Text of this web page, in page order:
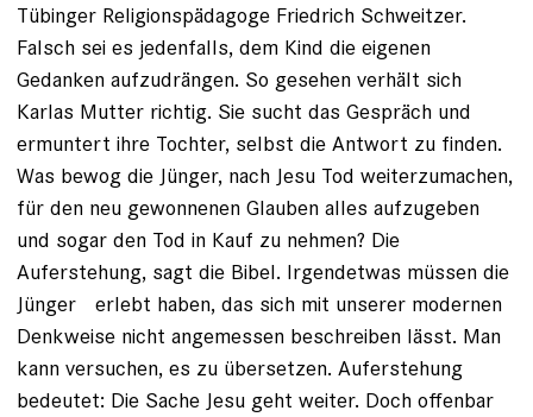
Tübinger Religionspädagoge Friedrich Schweitzer.
Falsch sei es jedenfalls, dem Kind die eigenen
Gedanken aufzudrängen. So gesehen verhält sich
Karlas Mutter richtig. Sie sucht das Gespräch und
ermuntert ihre Tochter, selbst die Antwort zu finden.
Was bewog die Jünger, nach Jesu Tod weiterzumachen,
für den neu gewonnenen Glauben alles aufzu­geben
und sogar den Tod in Kauf zu nehmen? Die
Auferstehung, sagt die Bibel. Irgendetwas müssen die
Jünger ­ erlebt haben, das sich mit unserer ­modernen
Denkweise nicht angemessen beschreiben lässt. Man
kann versuchen, es zu übersetzen. Auferstehung
bedeutet: Die Sache Jesu geht weiter. Doch offenbar